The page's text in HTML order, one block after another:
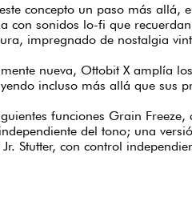
concepto un paso más allá,
con sonidos lo-fi que
impregnado de nostalgia
nueva, Ottobit X amplía
incluso más allá que sus
funciones Grain Freeze,
del tono; una
Stutter, con control